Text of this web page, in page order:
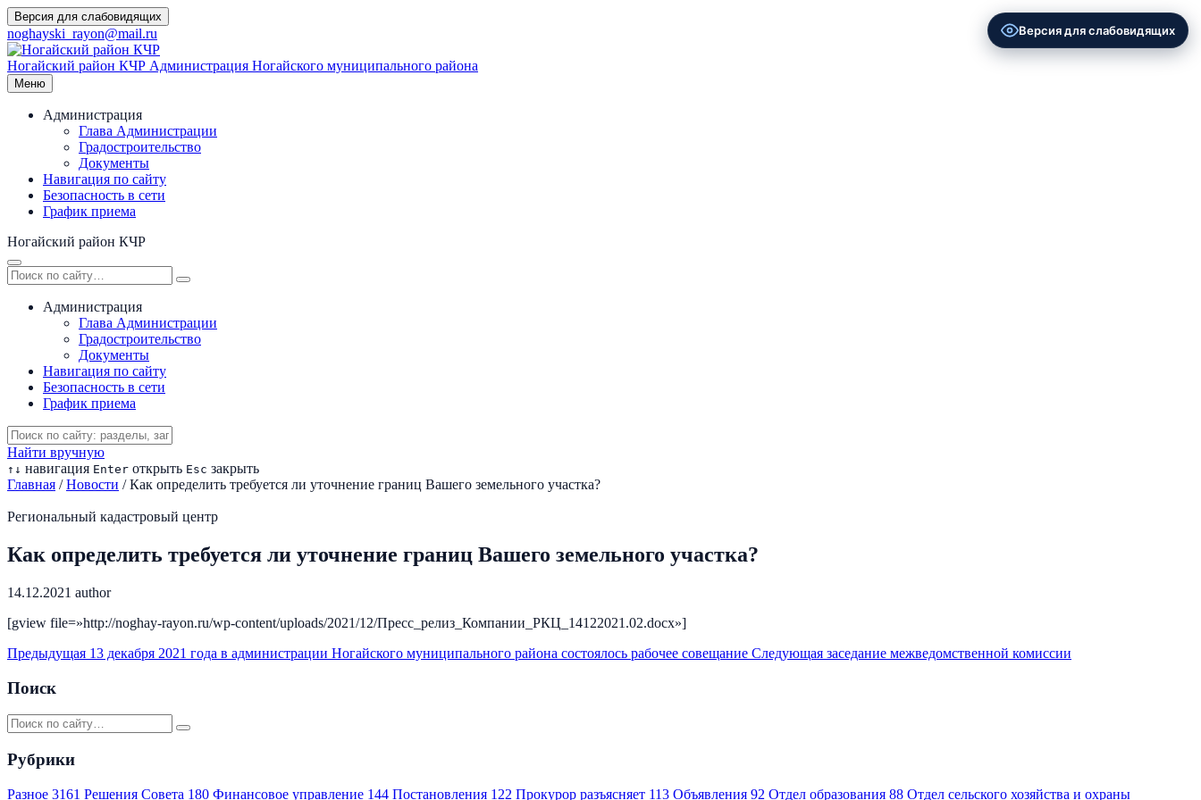
Перейти
к
содержимому
Версия для слабовидящих
noghayski_rayon@mail.ru
Ногайский район КЧР Администрация Ногайского муниципального района
Меню
Администрация
Глава Администрации
Градостроительство
Документы
Навигация по сайту
Безопасность в сети
График приема
Ногайский район КЧР
Администрация
Глава Администрации
Градостроительство
Документы
Навигация по сайту
Безопасность в сети
График приема
Найти вручную
↑ ↓ навигация Enter открыть Esc закрыть
Главная / Новости / Как определить требуется ли уточнение границ Вашего земельного участка?
Региональный кадастровый центр
Как определить требуется ли уточнение границ Вашего земельного участка?
14.12.2021 author
[gview file=»http://noghay-rayon.ru/wp-content/uploads/2021/12/Пресс_релиз_Компании_РКЦ_14122021.02.docx»]
Предыдущая 13 декабря 2021 года в администрации Ногайского муниципального района состоялось рабочее совещание Следующая заседание межведомственной комиссии
Поиск
Рубрики
Разное 3161 Решения Совета 180 Финансовое управление 144 Постановления 122 Прокурор разъясняет 113 Объявления 92 Отдел образования 88 Отдел сельского хозяйства и охраны
Версия для слабовидящих